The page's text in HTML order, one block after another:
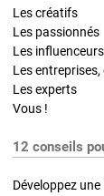
Les créatifs
Les passionnés
Les influenceurs
Les
Les experts
Vous !
12 conseils
Développez